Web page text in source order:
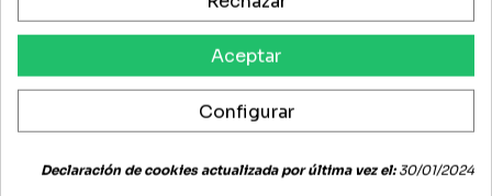
Cortasetos Stihl HSA 50 +
269,00 € 261,50 €
Cortasetos Stihl HSA 60
379,00 € 371,50 €
-15,00 €
Aceptar
Configurar
Declaración de cookies actualizada por última vez el:30/01/2024